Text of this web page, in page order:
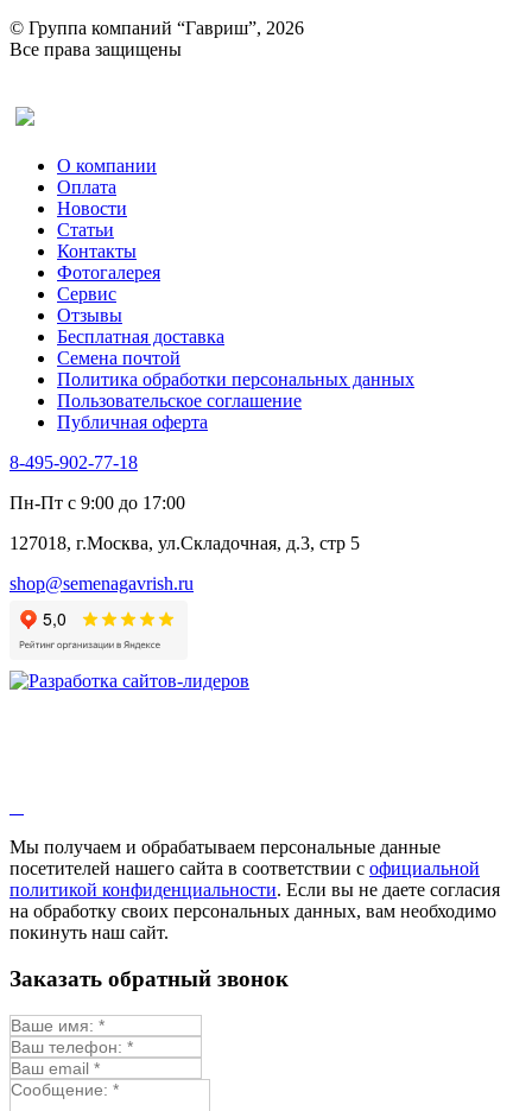
© Группа компаний “Гавриш”, 2026
Все права защищены
О компании
Оплата
Новости
Статьи
Контакты
Фотогалерея​
Сервис
Отзывы
Бесплатная доставка
Семена почтой
Политика обработки персональных данных
Пользовательское соглашение
Публичная оферта
8-495-902-77-18
Пн-Пт с 9:00 до 17:00
127018, г.Москва, ул.Складочная, д.3, стр 5
shop@semenagavrish.ru
Мы получаем и обрабатываем персональные данные
посетителей нашего сайта в соответствии с официальной
политикой конфиденциальности. Если вы не даете согласия
на обработку своих персональных данных, вам необходимо
покинуть наш сайт.
Заказать обратный звонок